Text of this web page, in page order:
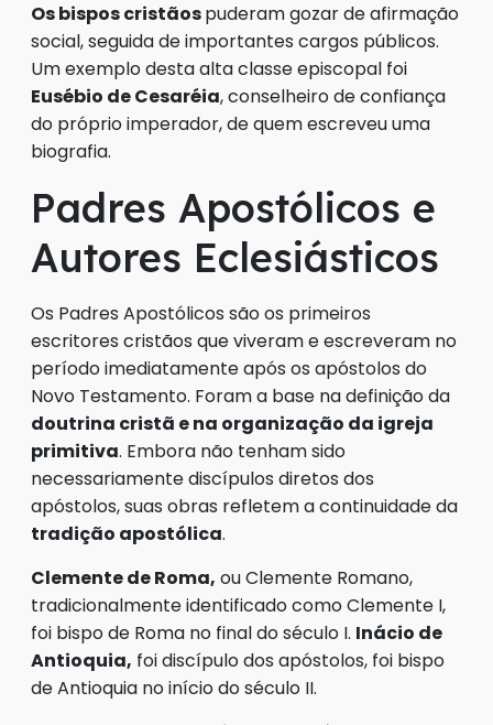
Os bispos cristãospuderam gozar de afirmação
social, seguida de importantes cargos públicos.
Um exemplo desta alta classe episcopal foi
Eusébio de Cesaréia, conselheiro de confiança
do próprio imperador, de quem escreveu uma
biografia.
Padres Apostólicos e
Autores Eclesiásticos
Os Padres Apostólicos são os primeiros
escritores cristãos que viveram e escreveram no
período imediatamente após os apóstolos do
Novo Testamento. Foram a base na definição da
doutrina cristã e na organização da igreja
primitiva. Embora não tenham sido
necessariamente discípulos diretos dos
apóstolos, suas obras refletem a continuidade da
tradição apostólica.
Clemente de Roma, ou Clemente Romano,
tradicionalmente identificado como Clemente I,
foi bispo de Roma no final do século I. Inácio de
Antioquia, foi discípulo dos apóstolos, foi bispo
de Antioquia no início do século II.